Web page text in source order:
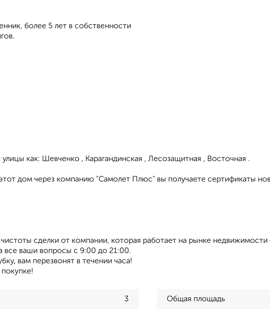
более 5 лет в собственности
как: Шевченко , Карагандинская , Лесозащитная , Восточная .
дом через компанию "Самолет Плюс" вы получаете сертификаты
чистоты сделки от компании, которая работает на рынке недвижимости
все ваши вопросы с 9:00 до 21:00.
вам перезвонят в течении часа!
3 Общая площадь